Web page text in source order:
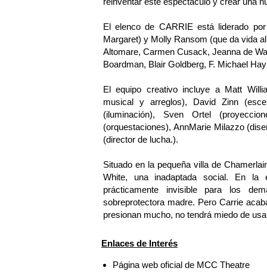
El elenco de CARRIE está liderado
Margaret) y Molly Ransom (que da vida
Altomare, Carmen Cusack, Jeanna de
Boardman, Blair Goldberg, F. Michael
El equipo creativo incluye a Matt
musical y arreglos), David Zinn
(iluminación), Sven Ortel
(orquestaciones), AnnMarie Milazzo
(director de lucha.).
Situado en la pequeña villa de
White, una inadaptada social. En
prácticamente invisible para los
sobreprotectora madre. Pero Carrie
presionan mucho, no tendrá miedo de
Enlaces de Interés
Página web oficial de MCC Theatre